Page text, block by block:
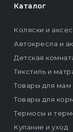
Каталог
Коляски и
Автокресла и
Детская
Текстиль и
Товары для мам
Товары для
Термосы и
Купание и уход